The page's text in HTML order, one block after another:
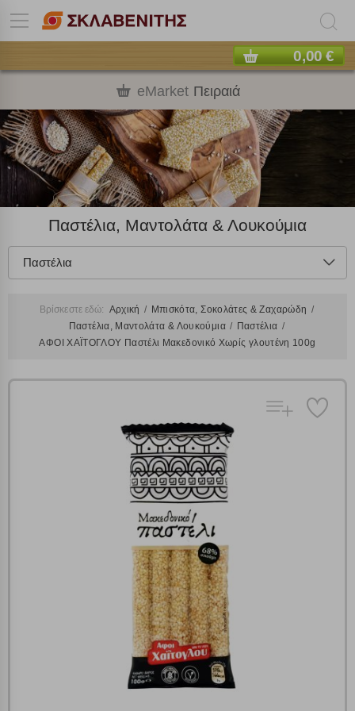
0,00 €
eMarket Πειραιά
Παστέλια, Μαντολάτα & Λουκούμια
Παστέλια
Βρίσκεστε εδώ: Αρχική
Μπισκότα, Σοκολάτες & Ζαχαρώδη
Παστέλια, Μαντολάτα & Λουκούμια
Παστέλια
ΑΦΟΙ ΧΑΪΤΟΓΛΟΥ Παστέλι Μακεδονικό Χωρίς γλουτένη 100g